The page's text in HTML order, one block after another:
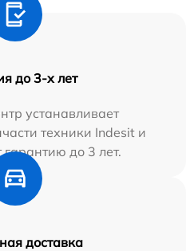
до 3-х лет
устанавливает
техники Indesit и
гарантию до 3 лет.
доставка